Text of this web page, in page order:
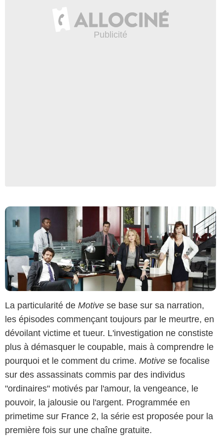
La particularité de Motive se base sur sa narration,
les épisodes commençant toujours par le meurtre, en
dévoilant victime et tueur. L'investigation ne constiste
plus à démasquer le coupable, mais à comprendre le
pourquoi et le comment du crime. Motive se focalise
sur des assassinats commis par des individus
"ordinaires" motivés par l'amour, la vengeance, le
pouvoir, la jalousie ou l'argent. Programmée en
primetime sur France 2, la série est proposée pour la
première fois sur une chaîne gratuite.